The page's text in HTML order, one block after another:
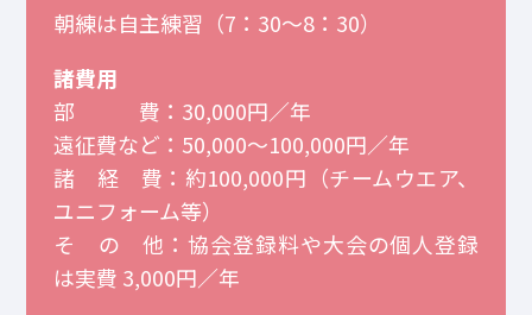
朝練は自主練習（7：30～8：30）
諸費用
部 費：30,000円／年
遠征費など：50,000～100,000円／年
諸 経 費：約100,000円（チームウエア、
ユニフォーム等）
そ の 他：協会登録料や大会の個人登録
は実費 3,000円／年